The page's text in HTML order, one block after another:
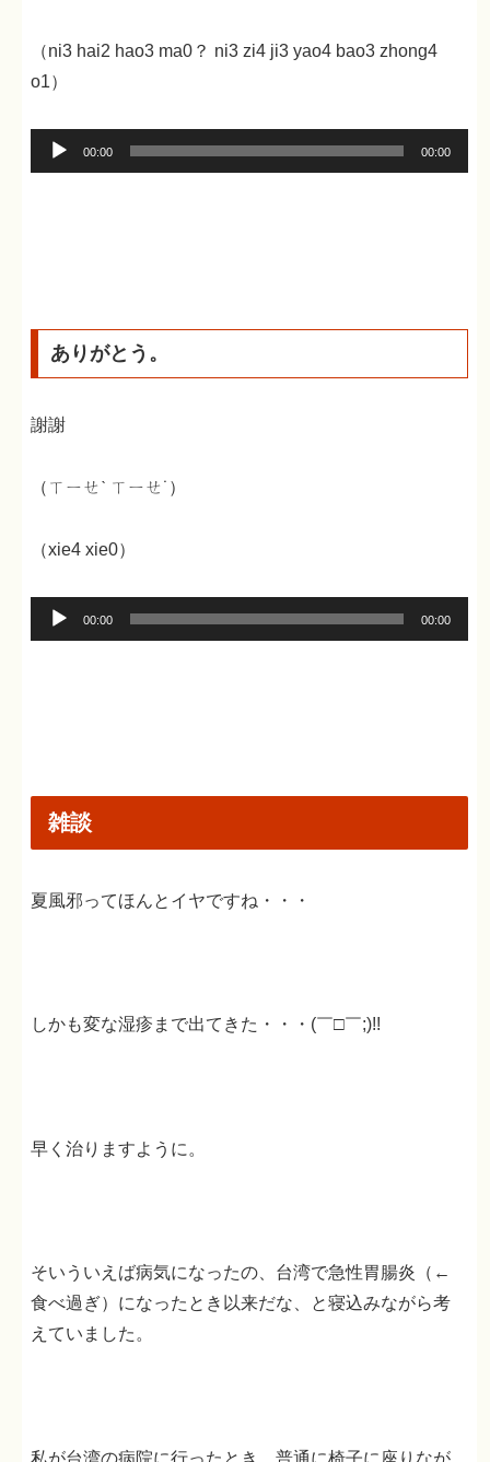
（ni3 hai2 hao3 ma0？ ni3 zi4 ji3 yao4 bao3 zhong4
o1）
声
ー
00:00 00:00
ありがとう。
謝謝
（ㄒㄧㄝˋ ㄒㄧㄝ˙）
（xie4 xie0）
声
ー
00:00 00:00
雑談
夏風邪ってほんとイヤですね・・・
しかも変な湿疹まで出てきた・・・(￣□￣;)!!
早く治りますように。
そいういえば病気になったの、台湾で急性胃腸炎（←
食べ過ぎ）になったとき以来だな、と寝込みながら考
えていました。
私が台湾の病院に行ったとき、普通に椅子に座りなが